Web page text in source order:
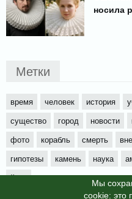
Мы
cookie: это
носила
Метки
время человек история
существо
город новости
фото
корабль смерть
гипотезы
камень наука
йети